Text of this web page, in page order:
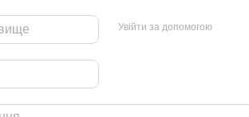
Увійти за допомогою